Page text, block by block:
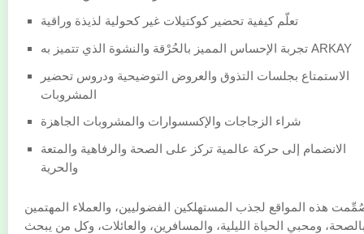
تعلّم كيفية تحضير كوكتيلات غير كحولية لذيذة وراقية
تجربة الإحساس المميز بالحُرْقة والنشوة الذي تتميز به ARKAY
الاستمتاع بجلسات التذوق والعروض التوضيحية ودروس تحضير
المشروبات
شراء الزجاجات والإكسسوارات والمشروبات الجاهزة
الانضمام إلى حركة عالمية تركز على الصحة والرفاهية والمتعة
والحرية
هذه المواقع لجذب المستهلكين الفضوليين، والعملاء المهتمين
ومحبي الحياة الليلية، والمسافرين، والعائلات، وكل من يبحث